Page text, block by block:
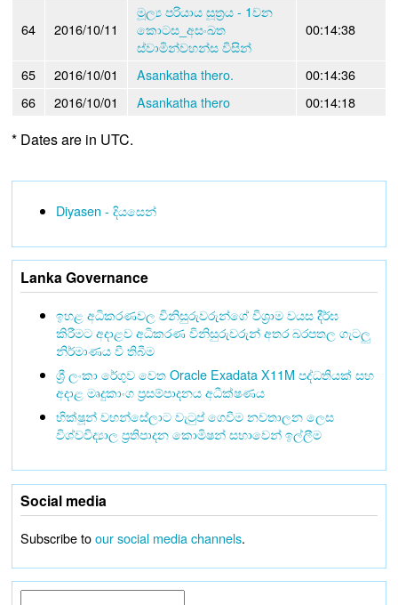
64 2016/10/11
මූල්‍ය පරියාය සූත්‍රය - 1වන
කොටස_අසංඛත
ස්වාමින්වහන්ස විසින්
00:14:38
65 2016/10/01 Asankatha thero.
00:14:36
66
2016/10/01 Asankatha thero 00:14:18
* Dates are in UTC.
Diyasen - දියසෙන්
Lanka Governance
ඉහළ අධිකරණවල විනිසුරුවරුන්ගේ විශ්‍රාම වයස දීර්ඝ
කිරීමට අදාළව අධිකරණ විනිසුරුවරුන් අතර බරපතල ගැටලු
නිර්මාණය වී තිබීම
ශ්‍රී ලංකා රේගුව වෙත Oracle Exadata X11M පද්ධතියක් සහ
අදාළ මෘදුකාංග ප්‍රසම්පාදනය අධීක්ෂණය
භික්ෂූන් වහන්සේලාට වැටුප් ගෙවීම නවතාලන ලෙස
විශ්වවිද්‍යාල ප්‍රතිපාදන කොමිෂන් සභාවෙන් ඉල්ලීම
Social media
Subscribe toour social media channels.